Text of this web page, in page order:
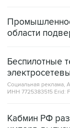
области
Беспилотные
Социальная реклама,
ИНН 7725383515 Erid:
Кабмин РФ